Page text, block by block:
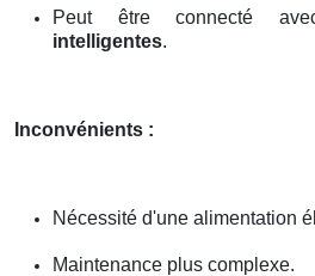
Peut être connecté
intelligentes.
Inconvénients :
Nécessité d'une alimentation
Maintenance plus complexe.